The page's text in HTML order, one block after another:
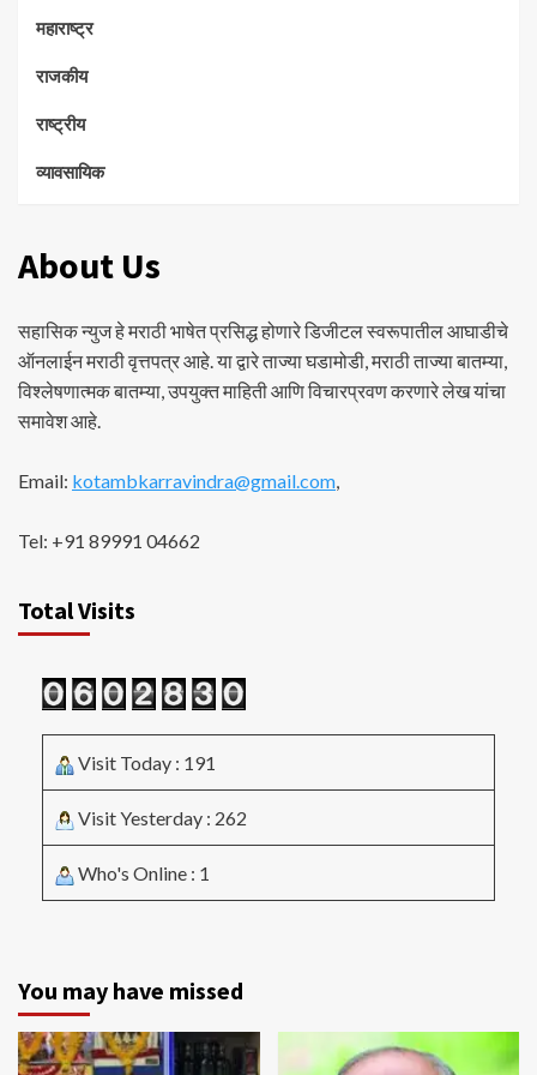
महाराष्ट्र
राजकीय
राष्ट्रीय
व्यावसायिक
About Us
सहासिक न्युज हे मराठी भाषेत प्रसिद्ध होणारे डिजीटल स्वरूपातील आघाडीचे
ऑनलाईन मराठी वृत्तपत्र आहे. या द्वारे ताज्या घडामोडी, मराठी ताज्या बातम्या,
विश्लेषणात्मक बातम्या, उपयुक्त माहिती आणि विचारप्रवण करणारे लेख यांचा
समावेश आहे.
Email: kotambkarravindra@gmail.com,
Tel: +91 89991 04662
Total Visits
Visit Today : 191
Visit Yesterday : 262
Who's Online : 1
You may have missed